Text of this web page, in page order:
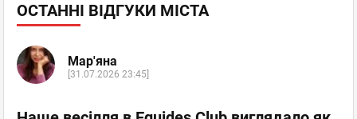
ОСТАННІ ВІДГУКИ МІСТА
Мар'яна
[31.07.2026 23:45]